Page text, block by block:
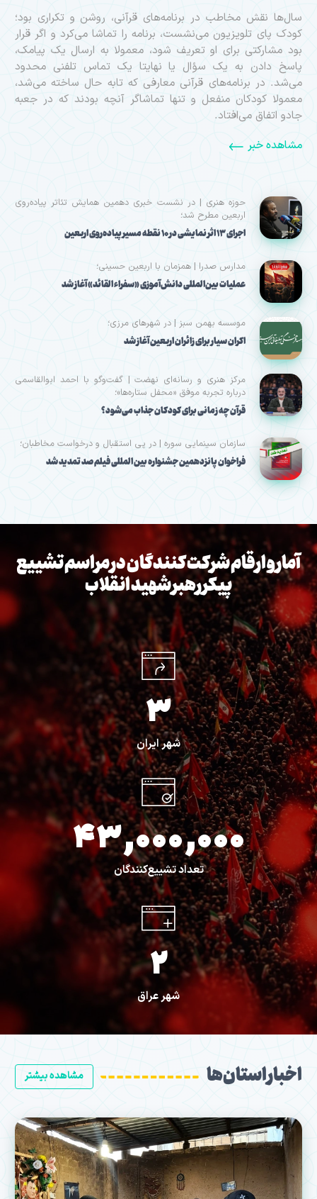
سال‌ها نقش مخاطب در برنامه‌های قرآنی، روشن و تکراری بود؛
کودک پای تلویزیون می‌نشست، برنامه را تماشا می‌کرد و اگر قرار
بود مشارکتی برای او تعریف شود، معمولا به ارسال یک پیامک،
پاسخ دادن به یک سؤال یا نهایتا یک تماس تلفنی محدود
می‌شد. در برنامه‌های قرآنی معارفی که تا‌به حال ساخته می‌شد،
معمولا کودکان منفعل و تنها تماشاگر آنچه بودند که در جعبه
جادو اتفاق می‌افتاد.
مشاهده خبر
حوزه هنری | در نشست خبری دهمین همایش تئاتر پیاده‌روی
اربعین مطرح شد؛
اجرای ۱۳ اثر نمایشی در ۱۰ نقطه مسیر پیاده‌روی اربعین
مدارس صدرا | همزمان با اربعین حسینی؛
عملیات بین‌المللی دانش‌آموزی «سفراء القائد» آغاز شد
موسسه بهمن سبز | در شهرهای مرزی؛
اکران سیار برای زائران اربعین آغاز شد
مرکز هنری و رسانه‌ای نهضت | گفت‌وگو با احمد ابوالقاسمی
درباره تجربه موفق «محفل ستاره‌ها»؛
قرآن چه زمانی برای کودکان جذاب می‌شود؟
سازمان سینمایی سوره | در پی استقبال و درخواست مخاطبان؛
فراخوان پانزدهمین جشنواره بین المللی فیلم صد تمدید شد
آمار و ارقام شرکت کنندگان در مراسم تشییع
پیکر رهبر شهید انقلاب
3
شهر ایران
43,000,000
تعداد تشییع‌کنندگان
2
شهر عراق
مشاهده بیشتر اخبار استان‌ها